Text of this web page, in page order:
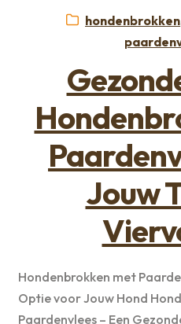
Categorieën:
hondenbrokken
Jouw
Hondenbrokken met
Optie voor Jouw Hond
Paardenvlees – Een